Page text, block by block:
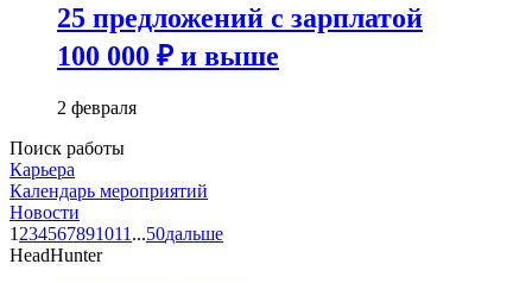
25 предложений с зарплатой
100 000 ₽ и выше
2 февраля
Поиск работы
Карьера
Календарь мероприятий
Новости
1 234567891011 ...50дальше
HeadHunter